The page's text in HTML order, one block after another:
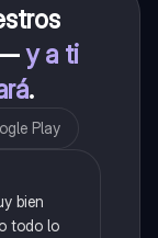
—y a ti
.
Play
bien
todo lo